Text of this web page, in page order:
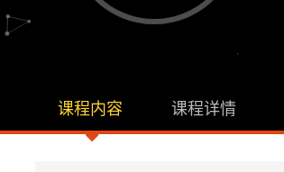
课程内容 课程详情